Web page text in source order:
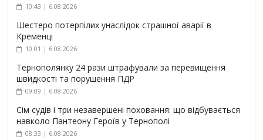
10:43 | 6.08.2026
Шестеро потерпілих унаслідок страшної аварії в
Кременці
10:01 | 6.08.2026
Тернополянку 24 рази штрафували за перевищення
швидкості та порушення ПДР
09:09 | 6.08.2026
Сім судів і три незавершені поховання: що відбувається
навколо Пантеону Героїв у Тернополі
08:33 | 6.08.2026